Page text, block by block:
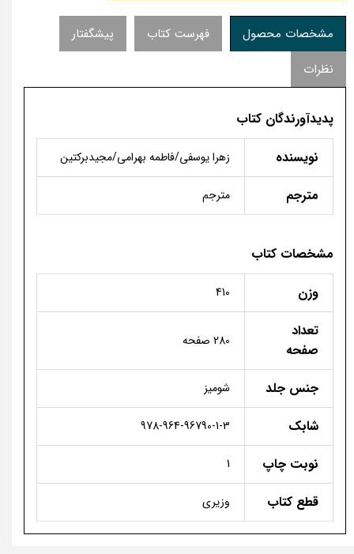
مشخصات محصول فهرست کتاب
پیشگفتار
نظرات
پدیدآورندگان کتاب
نویسنده
زهرا یوسفی/فاطمه بهرامی­/مجیدبرکتین
مترجم مترجم
مشخصات کتاب
وزن
410
تعداد
صفحه
280 صفحه
جنس جلد شومیز
شابک 978-964-96790-1-3
نوبت چاپ 1
قطع کتاب وزیری